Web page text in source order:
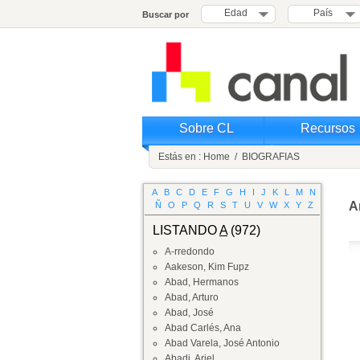
Buscar por Edad País
Sobre CL Recursos
Estás en : Home / BIOGRAFIAS
A B C D E F G H I J K L M
N
Ñ
O P Q R S T U V W X Y Z
LISTANDOA(972)
A-rredondo
Aakeson, Kim Fupz
Abad, Hermanos
Abad, Arturo
Abad, José
Abad Carlés, Ana
Abad Varela, José Antonio